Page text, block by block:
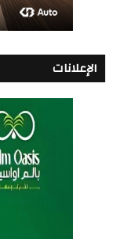
الإعلانات